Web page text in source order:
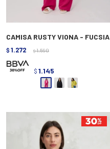
CAMISA RUSTY VIONA - FUCSIA
$ 1.272 $ 1.590
$ 1.145